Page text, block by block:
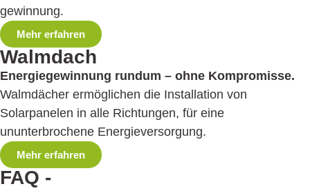
gewinnung.
Mehr erfahren
Walmdach
Energiegewinnung rundum – ohne Kompromisse.
Walmdächer ermöglichen die Installation von
Solarpanelen in alle Richtungen, für eine
ununterbrochene Energie­versorgung.
Mehr erfahren
FAQ -